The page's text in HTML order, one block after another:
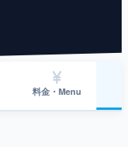
料金・Menu